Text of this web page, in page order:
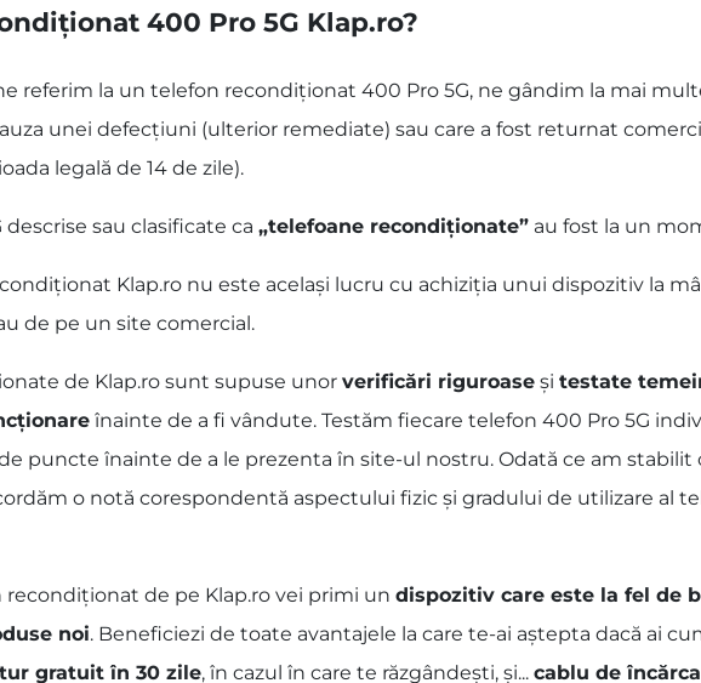
400 Pro 5G Klap.ro?
referim la un telefon recondiționat 400 Pro 5G, ne gândim la mai
unei defecțiuni (ulterior remediate) sau care a fost returnat
legală de 14 de zile).
sau clasificate ca „telefoane recondiționate” au fost la un
Klap.ro nu este același lucru cu achiziția unui dispozitiv la
de pe un site comercial.
de Klap.ro sunt supuse unor verificări riguroase și testate
înainte de a fi vândute. Testăm fiecare telefon 400 Pro 5G
puncte înainte de a le prezenta în site-ul nostru. Odată ce am stabilit
o notă corespondentă aspectului fizic și gradului de utilizare al
de pe Klap.ro vei primi un dispozitiv care este la fel de
noi. Beneficiezi de toate avantajele la care te-ai aștepta dacă ai
gratuit în 30 zile, în cazul în care te răzgândești, și... cablu de